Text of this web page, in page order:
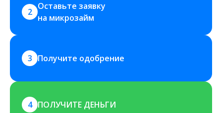
2
Оставьте заявку
на микрозайм
3 Получите одобрение
4 ПОЛУЧИТЕ ДЕНЬГИ